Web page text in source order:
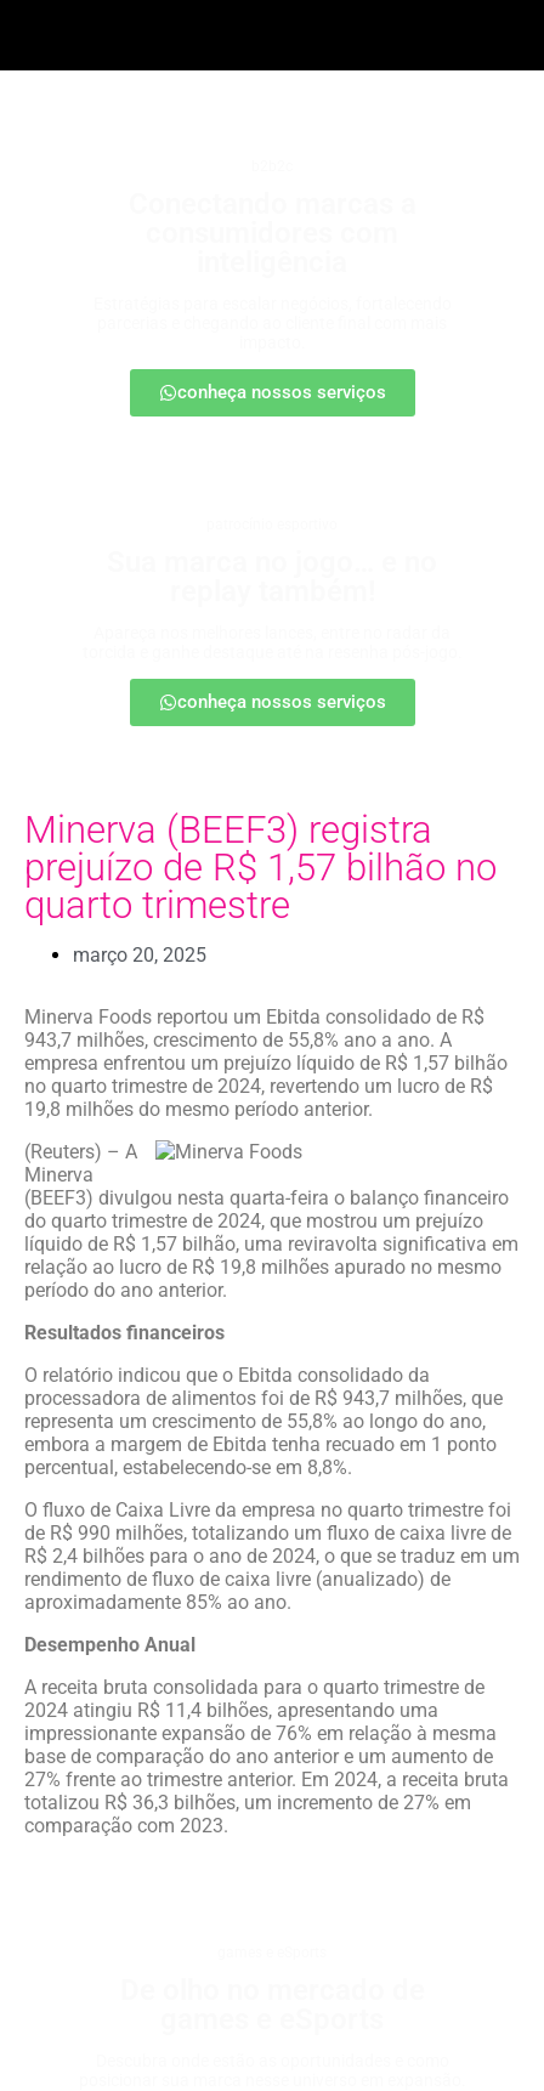
conheça nossos serviços
conheça nossos serviços
Minerva (BEEF3) registra
prejuízo de R$ 1,57 bilhão no
quarto trimestre
março 20, 2025
Minerva Foods reportou um Ebitda consolidado de R$
943,7 milhões, crescimento de 55,8% ano a ano. A
empresa enfrentou um prejuízo líquido de R$ 1,57 bilhão
no quarto trimestre de 2024, revertendo um lucro de R$
19,8 milhões do mesmo período anterior.
(Reuters) – A
Minerva
(BEEF3) divulgou nesta quarta-feira o balanço financeiro
do quarto trimestre de 2024, que mostrou um prejuízo
líquido de R$ 1,57 bilhão, uma reviravolta significativa em
relação ao lucro de R$ 19,8 milhões apurado no mesmo
período do ano anterior.
Resultados financeiros
O relatório indicou que o Ebitda consolidado da
processadora de alimentos foi de R$ 943,7 milhões, que
representa um crescimento de 55,8% ao longo do ano,
embora a margem de Ebitda tenha recuado em 1 ponto
percentual, estabelecendo-se em 8,8%.
O fluxo de Caixa Livre da empresa no quarto trimestre foi
de R$ 990 milhões, totalizando um fluxo de caixa livre de
R$ 2,4 bilhões para o ano de 2024, o que se traduz em um
rendimento de fluxo de caixa livre (anualizado) de
aproximadamente 85% ao ano.
Desempenho Anual
A receita bruta consolidada para o quarto trimestre de
2024 atingiu R$ 11,4 bilhões, apresentando uma
impressionante expansão de 76% em relação à mesma
base de comparação do ano anterior e um aumento de
27% frente ao trimestre anterior. Em 2024, a receita bruta
totalizou R$ 36,3 bilhões, um incremento de 27% em
comparação com 2023.